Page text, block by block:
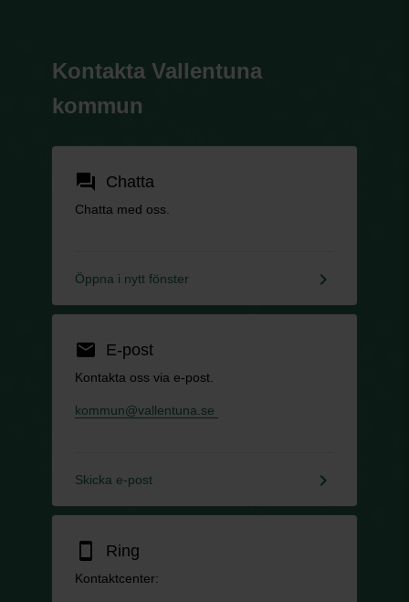
Kontakta Vallentuna
kommun
forum Chatta
Chatta med oss.
Öppna i nytt fönster keyboard_arrow_right
email E-post
Kontakta oss via e-post.
kommun@vallentuna.se
Skicka e-post keyboard_arrow_right
smartphone Ring
Kontaktcenter: